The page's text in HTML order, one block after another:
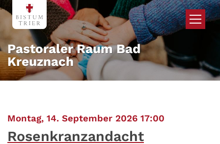
Zum Inhalt springen
Pastoraler Raum Bad
Kreuznach
Montag, 14. September 2026 17:00
Rosenkranzandacht